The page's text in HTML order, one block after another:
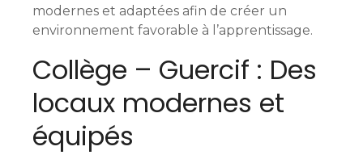
modernes et adaptées afin de créer un
environnement favorable à l’apprentissage.
Collège – Guercif : Des
locaux modernes et
équipés